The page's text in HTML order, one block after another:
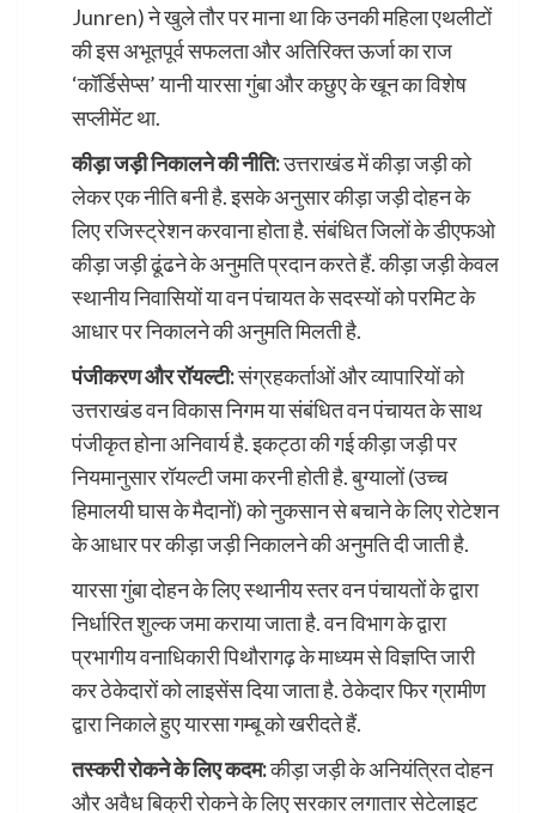
Junren) ने खुले तौर पर माना था कि उनकी महिला एथलीटों
की इस अभूतपूर्व सफलता और अतिरिक्त ऊर्जा का राज
‘कॉर्डिसेप्स’ यानी यारसा गुंबा और कछुए के खून का विशेष
सप्लीमेंट था.
कीड़ा जड़ी निकालने की नीति:उत्तराखंड में कीड़ा जड़ी को
लेकर एक नीति बनी है. इसके अनुसार कीड़ा जड़ी दोहन के
लिए रजिस्ट्रेशन करवाना होता है. संबंधित जिलों के डीएफओ
कीड़ा जड़ी ढूंढने के अनुमति प्रदान करते हैं. कीड़ा जड़ी केवल
स्थानीय निवासियों या वन पंचायत के सदस्यों को परमिट के
आधार पर निकालने की अनुमति मिलती है.
पंजीकरण और रॉयल्टी:संग्रहकर्ताओं और व्यापारियों को
उत्तराखंड वन विकास निगम या संबंधित वन पंचायत के साथ
पंजीकृत होना अनिवार्य है. इकट्ठा की गई कीड़ा जड़ी पर
नियमानुसार रॉयल्टी जमा करनी होती है. बुग्यालों (उच्च
हिमालयी घास के मैदानों) को नुकसान से बचाने के लिए रोटेशन
के आधार पर कीड़ा जड़ी निकालने की अनुमति दी जाती है.
यारसा गुंबा दोहन के लिए स्थानीय स्तर वन पंचायतों के द्वारा
निर्धारित शुल्क जमा कराया जाता है. वन विभाग के द्वारा
प्रभागीय वनाधिकारी पिथौरागढ़ के माध्यम से विज्ञप्ति जारी
कर ठेकेदारों को लाइसेंस दिया जाता है. ठेकेदार फिर ग्रामीण
द्वारा निकाले हुए यारसा गम्बू को खरीदते हैं.
तस्करी रोकने के लिए कदम:कीड़ा जड़ी के अनियंत्रित दोहन
और अवैध बिक्री रोकने के लिए सरकार लगातार सेटेलाइट